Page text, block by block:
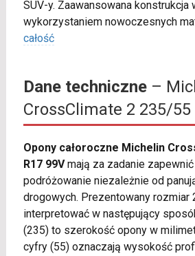
SUV-y. Zaawansowana konstrukcja
wykorzystaniem nowoczesnych
całość
Dane techniczne–
CrossClimate 2 235/55
Opony całoroczne Michelin
R17 99Vmają za zadanie
podróżowanie niezależnie od
drogowych. Prezentowany rozmiar
interpretować w następujący
(235) to szerokość opony w
cyfry (55) oznaczają wysokość